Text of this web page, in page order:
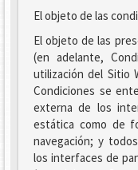
El objeto de las
El objeto de las
(en adelante,
utilización del Sitio
Condiciones se
externa de los
estática como de
navegación; y
los interfaces de